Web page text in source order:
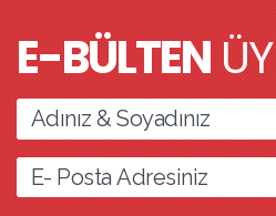
E-BÜLTEN